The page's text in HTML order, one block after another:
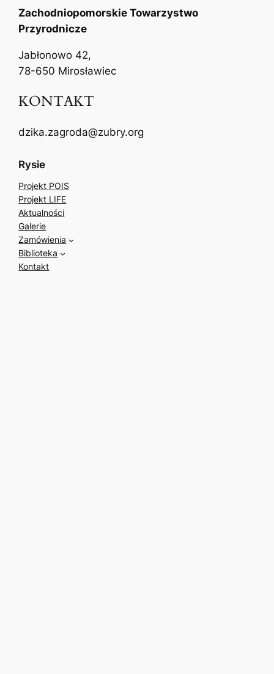
Zachodniopomorskie Towarzystwo
Przyrodnicze
Jabłonowo 42,
78-650 Mirosławiec
KONTAKT
dzika.zagroda@zubry.org
Rysie
Projekt POIS
Projekt LIFE
Aktualności
Galerie
Zamówienia
Biblioteka
Kontakt